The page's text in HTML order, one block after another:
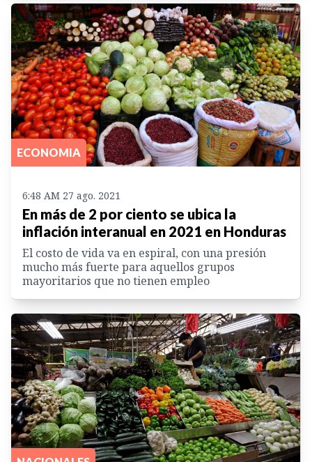
ECONOMIA
6:48 AM 27 ago. 2021
En más de 2 por ciento se ubica la
inflación interanual en 2021 en Honduras
El costo de vida va en espiral, con una presión
mucho más fuerte para aquellos grupos
mayoritarios que no tienen empleo